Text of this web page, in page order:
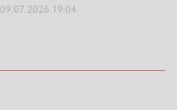
09.07.2026 19:04